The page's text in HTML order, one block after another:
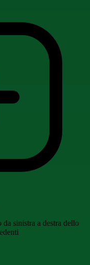
sinistra a destra dello